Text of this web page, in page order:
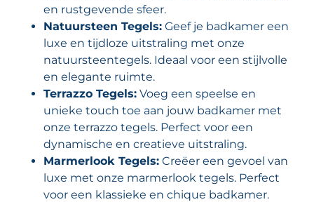
en rustgevende sfeer.
Natuursteen Tegels: Geef je badkamer een
luxe en tijdloze uitstraling met onze
natuursteentegels. Ideaal voor een stijlvolle
en elegante ruimte.
Terrazzo Tegels: Voeg een speelse en
unieke touch toe aan jouw badkamer met
onze terrazzo tegels. Perfect voor een
dynamische en creatieve uitstraling.
Marmerlook Tegels: Creëer een gevoel van
luxe met onze marmerlook tegels. Perfect
voor een klassieke en chique badkamer.